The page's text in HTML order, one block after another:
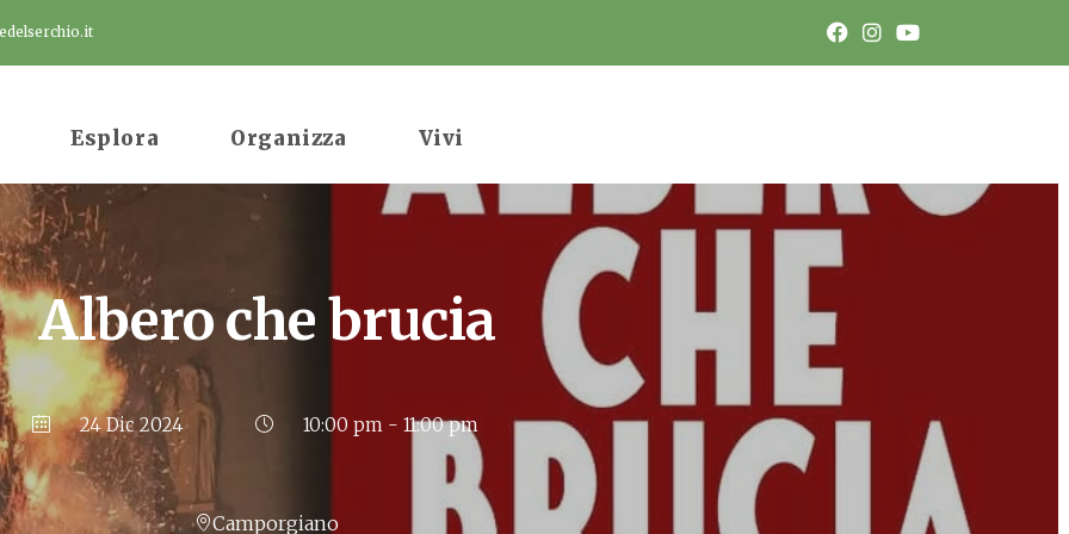
Esplora Organizza Vivi
Albero che brucia
24 Dic 2024 10:00 pm - 11:00 pm
Camporgiano